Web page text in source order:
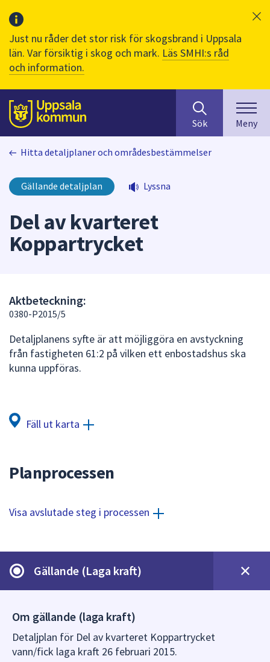
Just nu råder det stor risk för skogsbrand i Uppsala
län. Var försiktig i skog och mark. Läs SMHI:s råd
och information.
Till sidans
huvudinnehåll
efter
innehåll
på
webbplatsen.
Använd
piltangenterna
Sök Meny
Hitta detaljplaner och områdesbestämmelser
Gällande detaljplan Lyssna
Del av kvarteret
Koppartrycket
Aktbeteckning:
0380-P2015/5
Detaljplanens syfte är att möjliggöra en avstyckning
från fastigheten 61:2 på vilken ett enbostadshus ska
kunna uppföras.
Fäll ut karta
Planprocessen
Visa avslutade steg i processen
Gällande (Laga kraft)
Om gällande (laga kraft)
Detaljplan för Del av kvarteret Koppartrycket
vann/fick laga kraft 26 februari 2015.